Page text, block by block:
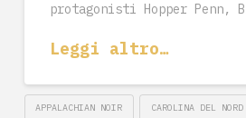
protagonisti Hopper Penn,
Leggi altro…
APPALACHIAN NOIR CAROLINA DEL NORD